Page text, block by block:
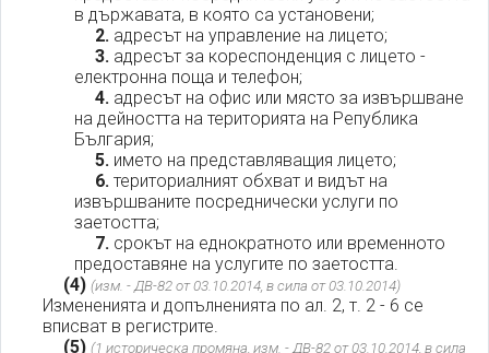
в държавата, в която са установени;
2.адресът на управление на лицето;
3.адресът за кореспонденция с лицето -
електронна поща и телефон;
4.адресът на офис или място за извършване
на дейността на територията на Република
България;
5.името на представляващия лицето;
6.териториалният обхват и видът на
извършваните посреднически услуги по
заетостта;
7.срокът на еднократното или временното
предоставяне на услугите по заетостта.
(4) (изм. - ДВ-82 от 03.10.2014, в сила от 03.10.2014)
Измененията и допълненията по ал. 2, т. 2 - 6 се
вписват в регистрите.
(5) (1 историческа промяна, изм. - ДВ-82 от 03.10.2014, в сила